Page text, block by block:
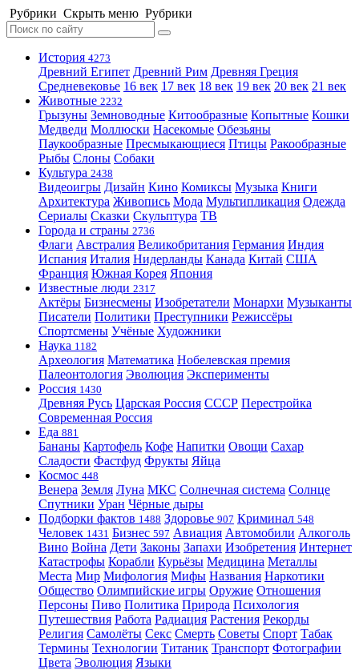
Рубрики Скрыть меню Рубрики
История 4273
Древний Египет Древний Рим Древняя Греция
Средневековье 16 век 17 век 18 век 19 век 20 век 21 век
Животные 2232
Грызуны Земноводные Китообразные Копытные Кошки
Медведи Моллюски Насекомые Обезьяны
Паукообразные Пресмыкающиеся Птицы Ракообразные
Рыбы Слоны Собаки
Культура 2438
Видеоигры Дизайн Кино Комиксы Музыка Книги
Архитектура Живопись Мода Мультипликация Одежда
Сериалы Сказки Скульптура ТВ
Города и страны 2736
Флаги Австралия Великобритания Германия Индия
Испания Италия Нидерланды Канада Китай США
Франция Южная Корея Япония
Известные люди 2317
Актёры Бизнесмены Изобретатели Монархи Музыканты
Писатели Политики Преступники Режиссёры
Спортсмены Учёные Художники
Наука 1182
Археология Математика Нобелевская премия
Палеонтология Эволюция Эксперименты
Россия 1430
Древняя Русь Царская Россия СССР Перестройка
Современная Россия
Еда 881
Бананы Картофель Кофе Напитки Овощи Сахар
Сладости Фастфуд Фрукты Яйца
Космос 448
Венера Земля Луна МКС Солнечная система Солнце
Спутники Уран Чёрные дыры
Подборки фактов 1488 Здоровье 907 Криминал 548
Человек 1431 Бизнес 597 Авиация Автомобили Алкоголь
Вино Война Дети Законы Запахи Изобретения Интернет
Катастрофы Корабли Курьёзы Медицина Металлы
Места Мир Мифология Мифы Названия Наркотики
Общество Олимпийские игры Оружие Отношения
Персоны Пиво Политика Природа Психология
Путешествия Работа Радиация Растения Рекорды
Религия Самолёты Секс Смерть Советы Спорт Табак
Термины Технологии Титаник Транспорт Фотографии
Цвета Эволюция Языки